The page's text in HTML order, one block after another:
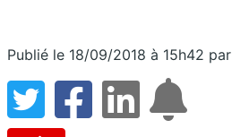
Publié le 18/09/2018 à 15h42 par